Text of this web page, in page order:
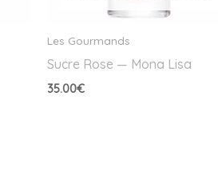
Les Gourmands
Sucre Rose — Mona Lisa
35.00€